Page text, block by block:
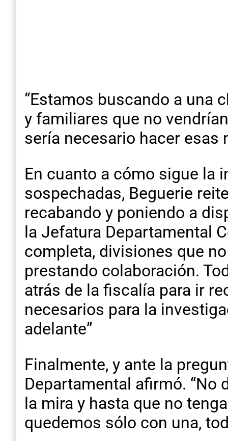
“Estamos buscando a una
y familiares que no
sería necesario hacer esas
En cuanto a cómo sigue la
sospechadas, Beguerie
recabando y poniendo a
la Jefatura Departamental
completa, divisiones que
prestando colaboración.
atrás de la fiscalía para ir
necesarios para la
adelante”
Finalmente, y ante la
Departamental afirmó.
la mira y hasta que no
quedemos sólo con una,